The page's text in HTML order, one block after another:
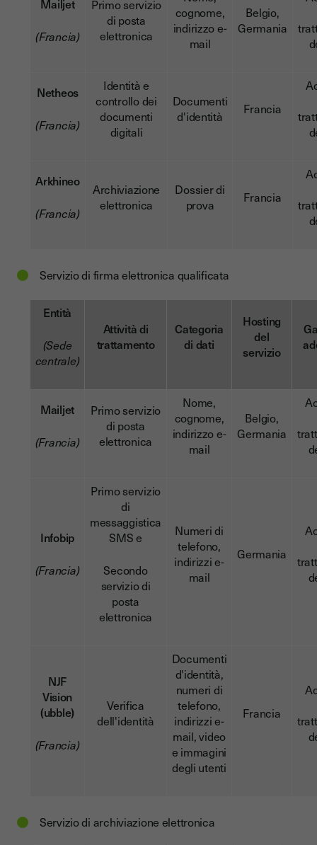
Mailjet
(Francia)
Primo servizio
di posta
elettronica
cognome,
indirizzo e-
mail
Belgio,
Germania
Netheos
(Francia)
Identità e
controllo dei
documenti
digitali
Documenti
d'identità
Francia
Arkhineo
(Francia)
Archiviazione
elettronica
Dossier di
prova
Francia
Servizio di firma elettronica qualificata
Entità
(Sede
centrale)
Attività di
trattamento
Categoria
di dati
Hosting
del
servizio
Mailjet
(Francia)
Primo servizio
di posta
elettronica
Nome,
cognome,
indirizzo e-
mail
Belgio,
Germania
Infobip
(Francia)
Primo servizio
di
messaggistica
SMS e
Secondo
servizio di
posta
elettronica
Numeri di
telefono,
indirizzi e-
mail
Germania
NJF
Vision
(ubble)
(Francia)
Verifica
dell'identità
Documenti
d'identità,
numeri di
telefono,
indirizzi e-
mail, video
e immagini
degli utenti
Francia
Servizio di archiviazione elettronica